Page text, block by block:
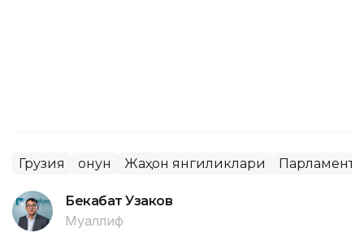
Грузия Қонун Жаҳон янгиликлари Парламент
Бекабат Узаков
Муаллиф